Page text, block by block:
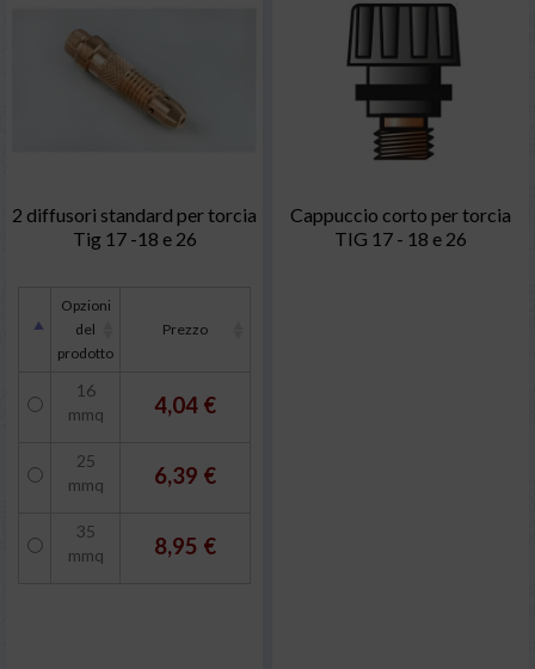
2 diffusori standard per torcia
Tig 17 -18 e 26
Opzioni
del
prodotto
Prezzo
16
mmq
4,04 €
25
mmq
6,39 €
35
mmq
8,95 €
Cappuccio corto per torcia
TIG 17 - 18 e 26